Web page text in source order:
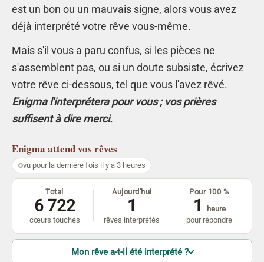
est un bon ou un mauvais signe, alors vous avez
déjà interprété votre rêve vous-même.
Mais s'il vous a paru confus, si les pièces ne
s'assemblent pas, ou si un doute subsiste, écrivez
votre rêve ci-dessous, tel que vous l'avez rêvé.
Enigma l'interprétera pour vous ; vos prières
suffisent à dire merci.
Enigma attend vos rêves
vu pour la dernière fois il y a 3 heures
Total
6 722
cœurs touchés
Aujourd'hui
1
rêves interprétés
Pour 100 %
1
heure
pour répondre
Mon rêve a-t-il été interprété ?